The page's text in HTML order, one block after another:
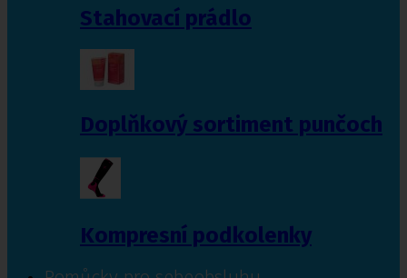
Stahovací prádlo
Doplňkový sortiment punčoch
Kompresní podkolenky